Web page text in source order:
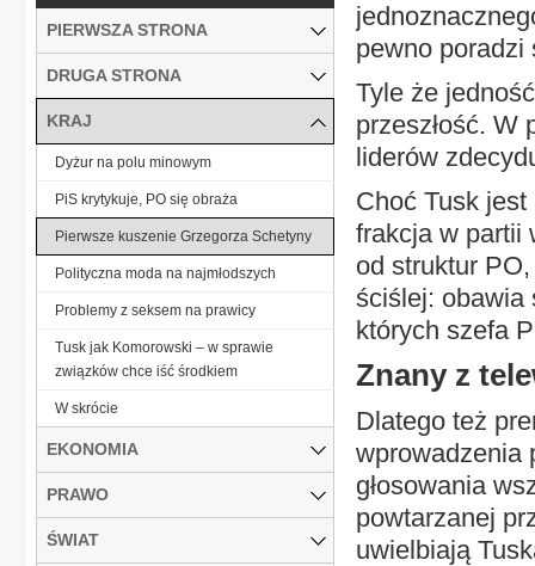
pewno poradzi
Tyle że
przeszłość. W
liderów
Choć Tusk
frakcja w partii
od struktur
ściślej: obawia
których szefa
Znany z
Dlatego też
wprowadzenia
głosowania
powtarzanej
uwielbiają
PIERWSZA STRONA
DRUGA STRONA
KRAJ
Dyżur na polu minowym
PiS krytykuje, PO się obraża
Pierwsze kuszenie Grzegorza Schetyny
Polityczna moda na najmłodszych
Problemy z seksem na prawicy
Tusk jak Komorowski – w sprawie
związków chce iść środkiem
W skrócie
EKONOMIA
PRAWO
ŚWIAT